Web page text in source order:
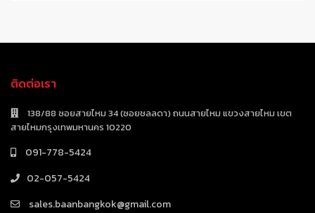
ติดต่อเรา
138/88 ซอยสายไหม 34 (ซอยชลลดา) ถนนสายไหม แขวงสายไหม เขต
สายไหมกรุงเทพมหานคร 10220
091-778-5424
02-057-5424
sales.baanbangkok@gmail.com